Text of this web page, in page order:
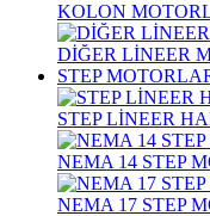
KOLON
DİĞER LİNEER
STEP
STEP LİNEER
NEMA 14 STEP
NEMA 17 STEP